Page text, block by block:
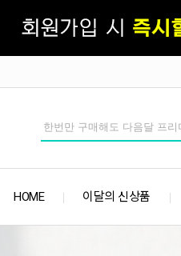
HOME 이달의 신상품